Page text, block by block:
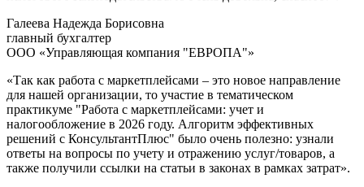
Галеева Надежда Борисовна
главный бухгалтер
ООО «Управляющая компания "ЕВРОПА"»
«Так как работа с маркетплейсами – это новое направление
для нашей организации, то участие в тематическом
практикуме "Работа с маркетплейсами: учет и
налогообложение в 2026 году. Алгоритм эффективных
решений с КонсультантПлюс" было очень полезно: узнали
ответы на вопросы по учету и отражению услуг/товаров, а
также получили ссылки на статьи в законах в рамках затрат».